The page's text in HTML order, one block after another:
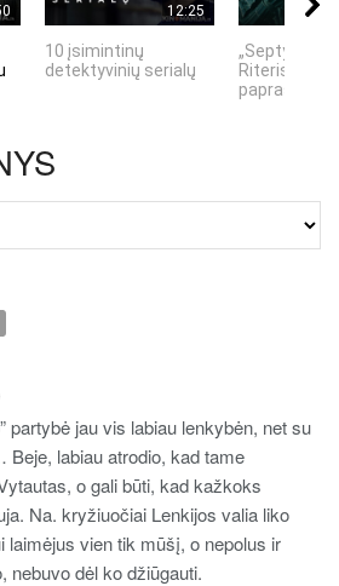
12:25
10 įsimintinų
detektyvinių serialų
„Septynių
Riteris" – kai
partybė jau vis labiau lenkybėn, net su
labiau atrodio, kad tame
o gali būti, kad kažkoks
Na. kryžiuočiai Lenkijos valia liko
laimėjus vien tik mūšį, o nepolus ir
nebuvo dėl ko džiūgauti.